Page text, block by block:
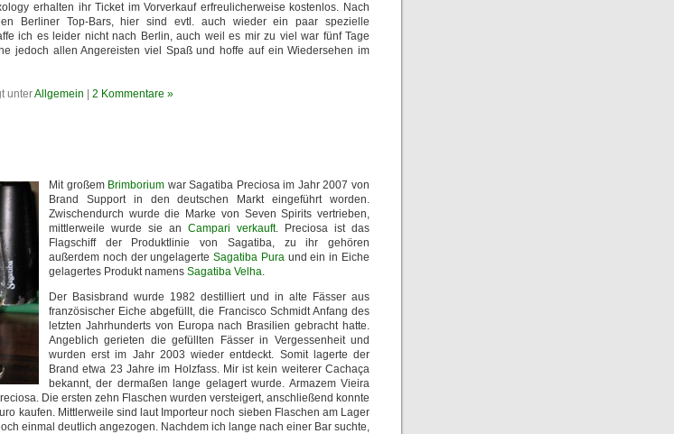
erhalten ihr Ticket im Vorverkauf erfreulicherweise kostenlos. Nach
Berliner Top-Bars, hier sind evtl. auch wieder ein paar spezielle
ich es leider nicht nach Berlin, auch weil es mir zu viel war fünf Tage
jedoch allen Angereisten viel Spaß und hoffe auf ein Wiedersehen im
unterAllgemein 2 Kommentare »
Mit großem Brimborium war Sagatiba Preciosa im Jahr 2007 von
Brand Support in den deutschen Markt eingeführt worden.
Zwischendurch wurde die Marke von Seven Spirits vertrieben,
mittlerweile wurde sie an Campari verkauft. Preciosa ist das
Flagschiff der Produktlinie von Sagatiba, zu ihr gehören
außerdem noch der ungelagerteSagatiba Puraund ein in Eiche
gelagertes Produkt namens Sagatiba Velha.
Der Basisbrand wurde 1982 destilliert und in alte Fässer aus
französischer Eiche abgefüllt, die Francisco Schmidt Anfang des
letzten Jahrhunderts von Europa nach Brasilien gebracht hatte.
Angeblich gerieten die gefüllten Fässer in Vergessenheit und
wurden erst im Jahr 2003 wieder entdeckt. Somit lagerte der
Brand etwa 23 Jahre im Holzfass. Mir ist kein weiterer Cachaça
bekannt, der dermaßen lange gelagert wurde. Armazem Vieira
Die ersten zehn Flaschen wurden versteigert, anschließend konnte
kaufen. Mittlerweile sind laut Importeur noch sieben Flaschen am Lager
einmal deutlich angezogen. Nachdem ich lange nach einer Bar suchte,